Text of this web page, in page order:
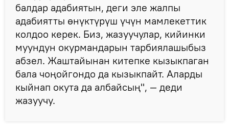
балдар адабиятын, деги эле жалпы
адабиятты өнүктүрүш үчүн мамлекеттик
колдоо керек. Биз, жазуучулар, кийинки
муундун окурмандарын тарбиялашыбыз
абзел. Жаштайынан китепке кызыкпаган
бала чоңойгондо да кызыкпайт. Аларды
кыйнап окута да албайсың", — деди
жазуучу.